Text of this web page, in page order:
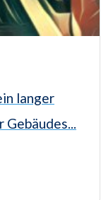
langer
Gebäudes...